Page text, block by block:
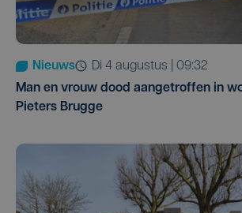
Nieuws
di 4 augustus | 09:32
Man en vrouw dood aangetroffen in
Pieters Brugge